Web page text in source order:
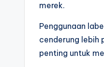
merek.
Penggunaan
cenderung lebih
penting untuk